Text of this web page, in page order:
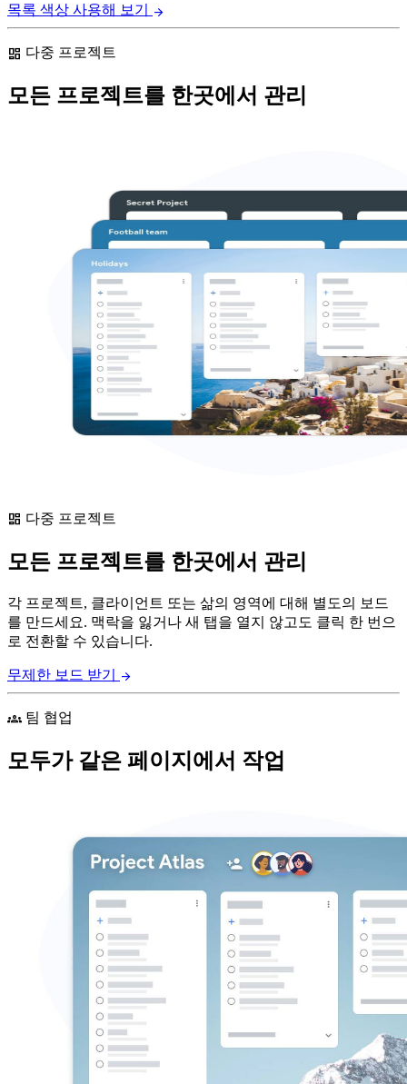
목록 색상 사용해 보기 arrow_forward
dashboard 다중 프로젝트
모든 프로젝트를 한곳에서 관리
dashboard 다중 프로젝트
모든 프로젝트를 한곳에서 관리
각 프로젝트, 클라이언트 또는 삶의 영역에 대해 별도의 보드
를 만드세요. 맥락을 잃거나 새 탭을 열지 않고도 클릭 한 번으
로 전환할 수 있습니다.
무제한 보드 받기 arrow_forward
groups 팀 협업
모두가 같은 페이지에서 작업